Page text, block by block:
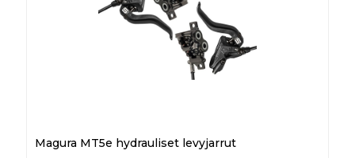
Magura MT5e hydrauliset levyjarrut